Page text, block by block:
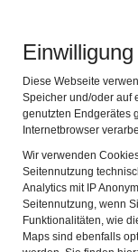
Diese Webseite
Speicher und/oder auf
genutzten Endgerätes
Internetbrowser
Wir verwenden
Seitennutzung
Analytics mit IP
Seitennutzung, wenn
Funktionalitäten, wie
Maps sind ebenfalls
Für
Das Museum
verschiedene
Mitarbeiter:innen
Führungen, Halb-
Geburtstagsfeiern